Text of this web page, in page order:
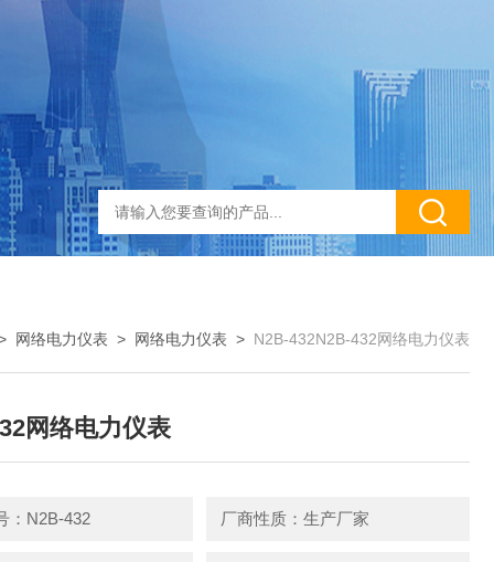
网络电力仪表 > 网络电力仪表 > N2B-432N2B-432网络电力仪表
网络电力仪表
：N2B-432 厂商性质：生产厂家